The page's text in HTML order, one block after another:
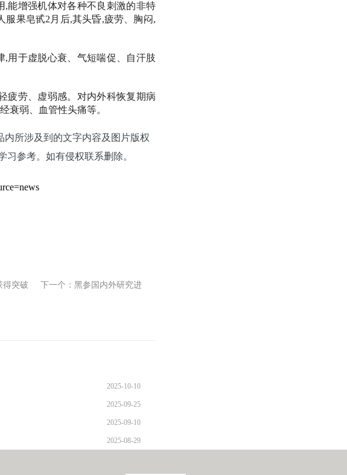
,能增强机体对各种不良刺激的非特
服果皂甙2月后,其头昏,疲劳、胸闷,
用于虚脱心衰、气短喘促、自汗肢
疲劳、虚弱感。对内外科恢复期病
衰弱、血管性头痛等。
内所涉及到的文字内容及图片版权
参考。如有侵权联系删除。
得突破 下一个：黑参国内外研究进
2025-10-10
2025-09-25
2025-09-10
2025-08-29